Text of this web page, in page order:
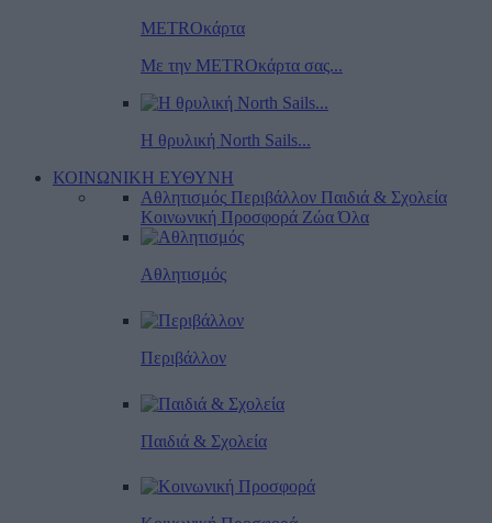
METROκάρτα
Με την METROκάρτα σας...
Η θρυλική North Sails...
ΚΟΙΝΩΝΙΚΗ ΕΥΘΥΝΗ
Αθλητισμός Περιβάλλον Παιδιά & Σχολεία
Κοινωνική Προσφορά Ζώα Όλα
Αθλητισμός
Περιβάλλον
Παιδιά & Σχολεία